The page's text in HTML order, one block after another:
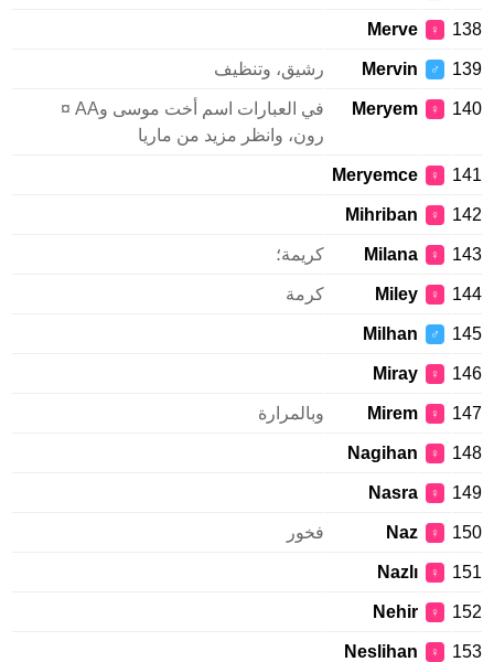
138
♀
Merve
139
♂
Mervin رشيق، وتنظيف
140
♀
Meryem
في العبارات اسم أخت موسى وAA ¤
رون، وانظر مزيد من ماريا
141
♀
Meryemce
142
♀
Mihriban
143
♀
Milana كريمة؛
144
♀
Miley كرمة
145
♂
Milhan
146
♀
Miray
147
♀
Mirem وبالمرارة
148
♀
Nagihan
149
♀
Nasra
150
♀
Naz فخور
151
♀
Nazlı
152
♀
Nehir
153
♀
Neslihan